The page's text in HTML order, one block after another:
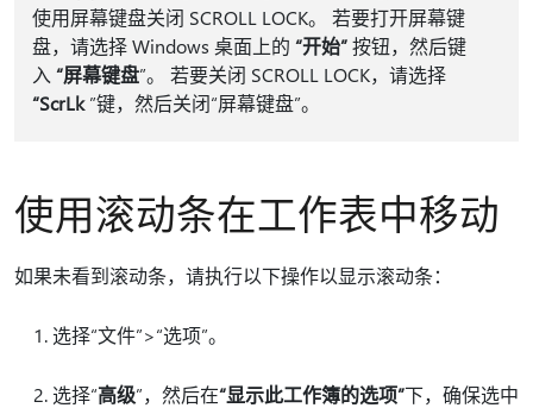
使用屏幕键盘关闭 SCROLL LOCK。 若要打开屏幕键
盘，请选择 Windows 桌面上的 “开始”按钮，然后键
入 “屏幕键盘”。 若要关闭 SCROLL LOCK，请选择
“ScrLk”键，然后关闭“屏幕键盘”。
使用滚动条在工作表中移动
如果未看到滚动条，请执行以下操作以显示滚动条：
选择“文件”>“选项”。
选择“高级”，然后在“显示此工作簿的选项”下，确保选中